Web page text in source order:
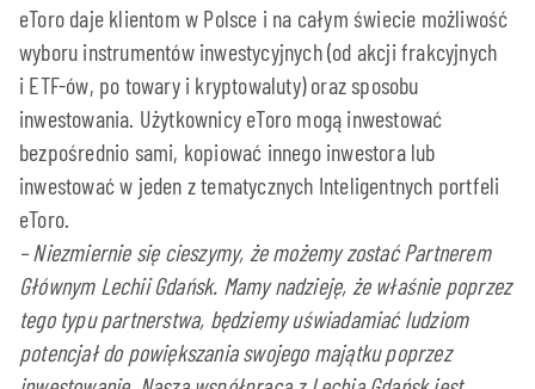
eToro daje klientom w Polsce i na całym świecie możliwość
wyboru instrumentów inwestycyjnych (od akcji frakcyjnych
i ETF-ów, po towary i kryptowaluty) oraz sposobu
inwestowania. Użytkownicy eToro mogą inwestować
bezpośrednio sami, kopiować innego inwestora lub
inwestować w jeden z tematycznych Inteligentnych portfeli
eToro.
– Niezmiernie się cieszymy, że możemy zostać Partnerem
Głównym Lechii Gdańsk. Mamy nadzieję, że właśnie poprzez
tego typu partnerstwa, będziemy uświadamiać ludziom
potencjał do powiększania swojego majątku poprzez